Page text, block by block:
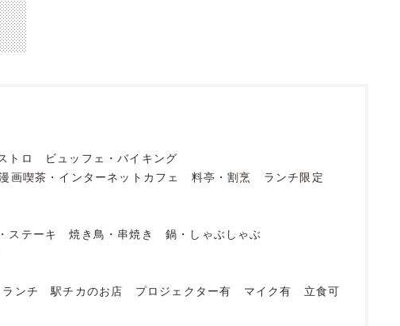
トロ
ビュッフェ・バイキング
画喫茶・インターネットカフェ 料亭・割烹
ランチ限定
ステーキ 焼き鳥・串焼き
鍋・しゃぶしゃぶ
ランチ 駅チカのお店 プロジェクター有 マイク有
立食可